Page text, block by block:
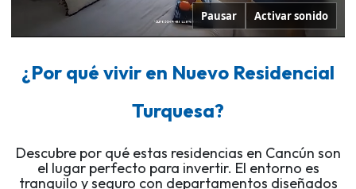
Pausar Activar sonido
¿Por qué vivir en Nuevo Residencial
Turquesa?
Descubre por qué estas residencias en Cancún son
el lugar perfecto para invertir. El entorno es
tranquilo y seguro con departamentos diseñados